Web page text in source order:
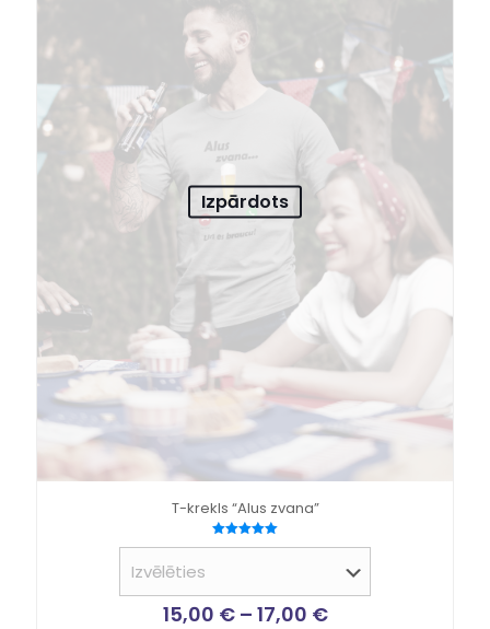
Izpārdots
T-krekls “Alus zvana”
Novērtēts
15,00 € – 17,00 €